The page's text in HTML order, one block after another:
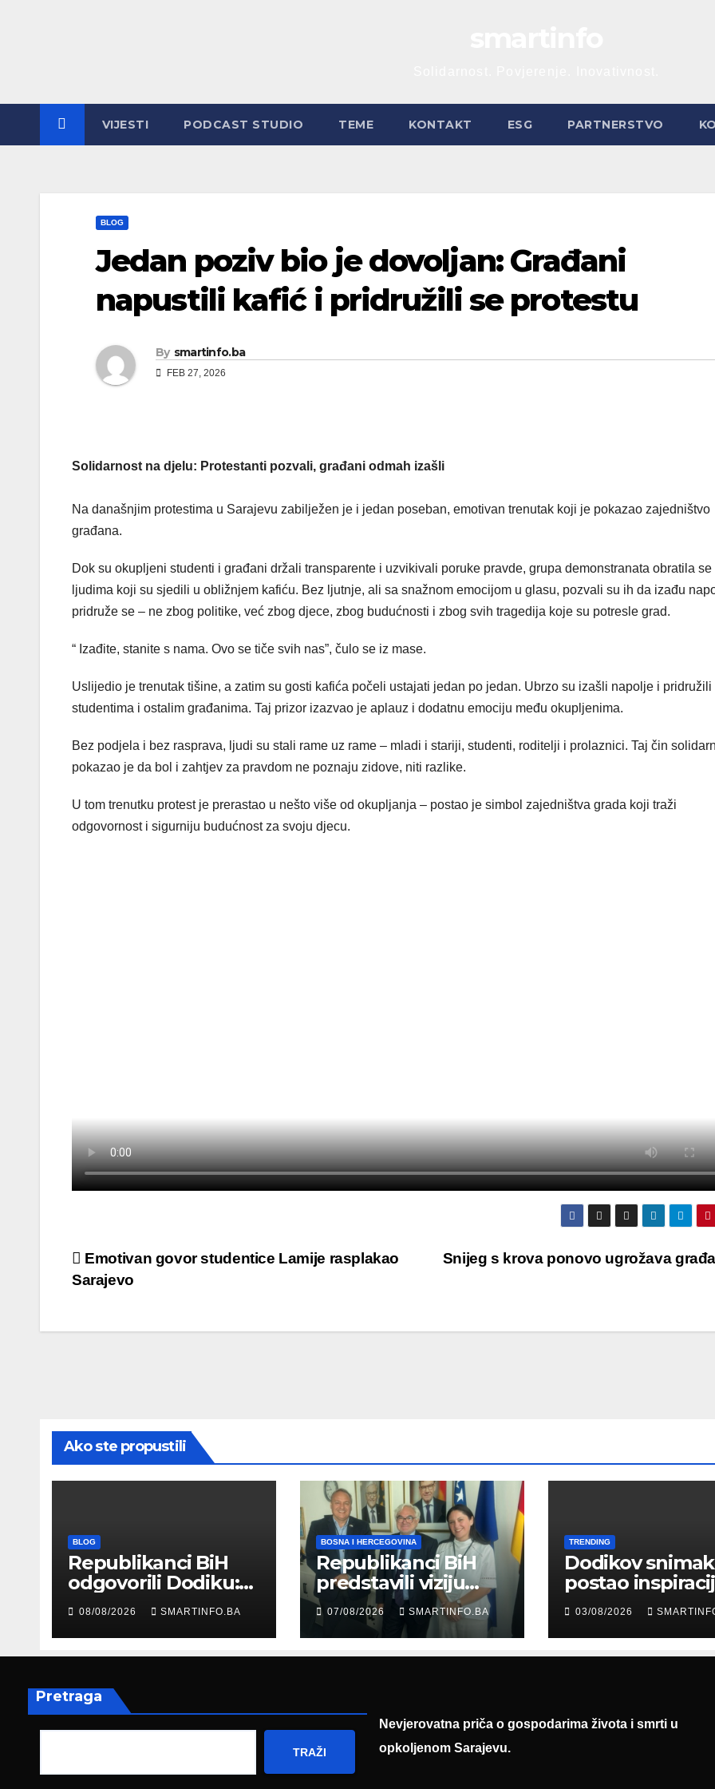
VIJESTI PODCAST STUDIO TEME KONTAKT ESG PARTNERSTVO
BLOG
Jedan poziv bio je dovoljan: Građani
napustili kafić i pridružili se protestu
By smartinfo.ba
FEB 27, 2026
Solidarnost na djelu: Protestanti pozvali, građani odmah izašli
Na današnjim protestima u Sarajevu zabilježen je i jedan poseban, emotivan trenutak koji je pokazao zajedništvo
građana.
Dok su okupljeni studenti i građani držali transparente i uzvikivali poruke pravde, grupa demonstranata obratila se
ljudima koji su sjedili u obližnjem kafiću. Bez ljutnje, ali sa snažnom emocijom u glasu, pozvali su ih da izađu
pridruže se – ne zbog politike, već zbog djece, zbog budućnosti i zbog svih tragedija koje su potresle grad.
“ Izađite, stanite s nama. Ovo se tiče svih nas”, čulo se iz mase.
Uslijedio je trenutak tišine, a zatim su gosti kafića počeli ustajati jedan po jedan. Ubrzo su izašli napolje i pridružili
studentima i ostalim građanima. Taj prizor izazvao je aplauz i dodatnu emociju među okupljenima.
Bez podjela i bez rasprava, ljudi su stali rame uz rame – mladi i stariji, studenti, roditelji i prolaznici. Taj čin
pokazao je da bol i zahtjev za pravdom ne poznaju zidove, niti razlike.
U tom trenutku protest je prerastao u nešto više od okupljanja – postao je simbol zajedništva grada koji traži
odgovornost i sigurniju budućnost za svoju djecu.
Post
navigation
Snijeg s krova ponovo ugrožava
Emotivan govor studentice Lamije rasplakao
Sarajevo
Ako ste propustili
BLOG
Republikanci BiH
odgovorili Dodiku:
Bosanskohercegova
čka kultura postoji i
pripada svim
građanima
08/08/2026 SMARTINFO.BA
BOSNA I HERCEGOVINA
Republikanci BiH
predstavili viziju
moderne Bosne i
Hercegovine
ambasadoru
Njemačke
07/08/2026 SMARTINFO.BA
TRENDING
Dodikov snimak
postao
šale: Građani
parodiju poslali
poruku
03/08/2026
Pretraga
TRAŽI
Nevjerovatna priča o gospodarima života i smrti u
opkoljenom Sarajevu.